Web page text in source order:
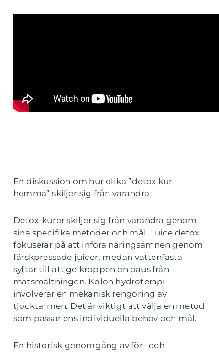
En diskussion om hur olika ”detox kur
hemma” skiljer sig från varandra
Detox-kurer skiljer sig från varandra genom
sina specifika metoder och mål. Juice detox
fokuserar på att införa näringsämnen genom
färskpressade juicer, medan vattenfasta
syftar till att ge kroppen en paus från
matsmältningen. Kolon hydroterapi
involverar en mekanisk rengöring av
tjocktarmen. Det är viktigt att välja en metod
som passar ens individuella behov och mål.
En historisk genomgång av för- och